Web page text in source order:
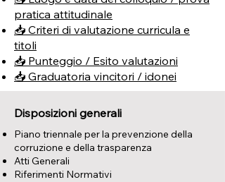
pratica attitudinale
📥 Criteri di valutazione curricula e
titoli
📥 Punteggio / Esito valutazioni
📥 Graduatoria vincitori / idonei
Disposizioni generali
Piano triennale per la prevenzione della
corruzione e della trasparenza
Atti Generali
Riferimenti Normativi